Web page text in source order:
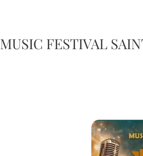
MUSIC FESTIVAL